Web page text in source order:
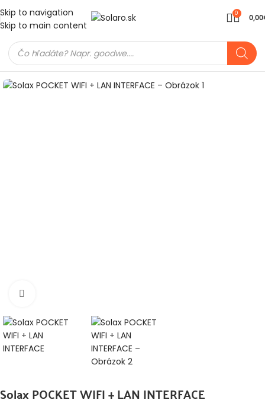
Skip to navigation
Skip to main content
0 0,00
Domov Meniče a batérie Hybridné meniče
Solax POCKET WIFI + LAN INTERFACE​